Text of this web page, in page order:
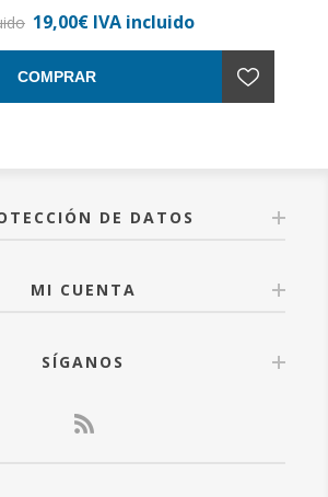
Rústica con solapas
19,00€ IVA incluido
COMPRAR
DE DATOS
MI CUENTA
SÍGANOS